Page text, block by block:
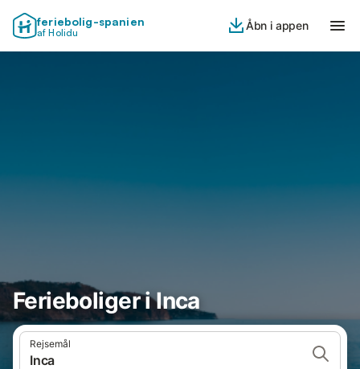
feriebolig-spanien
af Holidu
Åbn i appen
Ferieboliger i Inca
Rejsemål
Inca